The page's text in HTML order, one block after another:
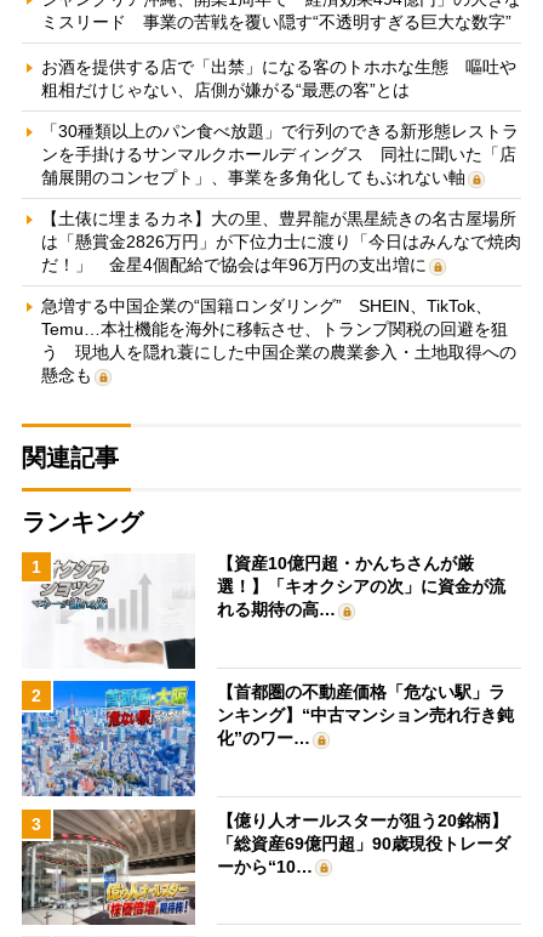
ミスリード 事業の苦戦を覆い隠す“不透明すぎる巨大な数字”
お酒を提供する店で「出禁」になる客のトホホな生態 嘔吐や
粗相だけじゃない、店側が嫌がる“最悪の客”とは
「30種類以上のパン食べ放題」で行列のできる新形態レストラ
ンを手掛けるサンマルクホールディングス 同社に聞いた「店
舗展開のコンセプト」、事業を多角化してもぶれない軸
【土俵に埋まるカネ】大の里、豊昇龍が黒星続きの名古屋場所
は「懸賞金2826万円」が下位力士に渡り「今日はみんなで焼肉
だ！」 金星4個配給で協会は年96万円の支出増に
急増する中国企業の“国籍ロンダリング” SHEIN、TikTok、
Temu…本社機能を海外に移転させ、トランプ関税の回避を狙
う 現地人を隠れ蓑にした中国企業の農業参入・土地取得への
懸念も
関連記事
ランキング
1
【資産10億円超・かんちさんが厳
選！】「キオクシアの次」に資金が流
れる期待の高…
2
【首都圏の不動産価格「危ない駅」ラ
ンキング】“中古マンション売れ行き鈍
化”のワー…
3
【億り人オールスターが狙う20銘柄】
「総資産69億円超」90歳現役トレーダ
ーから“10…